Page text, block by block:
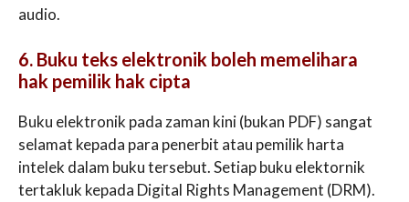
audio.
6. Buku teks elektronik boleh memelihara
hak pemilik hak cipta
Buku elektronik pada zaman kini (bukan PDF) sangat
selamat kepada para penerbit atau pemilik harta
intelek dalam buku tersebut. Setiap buku elektornik
tertakluk kepada Digital Rights Management (DRM).